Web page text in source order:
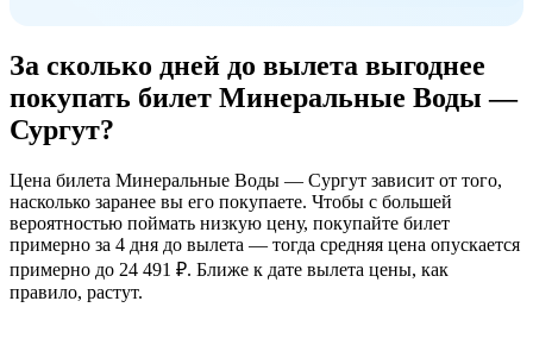
За сколько дней до вылета выгоднее
покупать билет Минеральные Воды —
Сургут?
Цена билета Минеральные Воды — Сургут зависит от того,
насколько заранее вы его покупаете. Чтобы с большей
вероятностью поймать низкую цену, покупайте билет
примерно за 4 дня до вылета — тогда средняя цена опускается
примерно до 24 491 ₽. Ближе к дате вылета цены, как
правило, растут.